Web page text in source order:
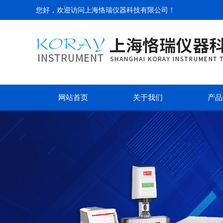
您好，欢迎访问 上海恪瑞仪器科技有限公司 ！
网站首页 关于我们 产